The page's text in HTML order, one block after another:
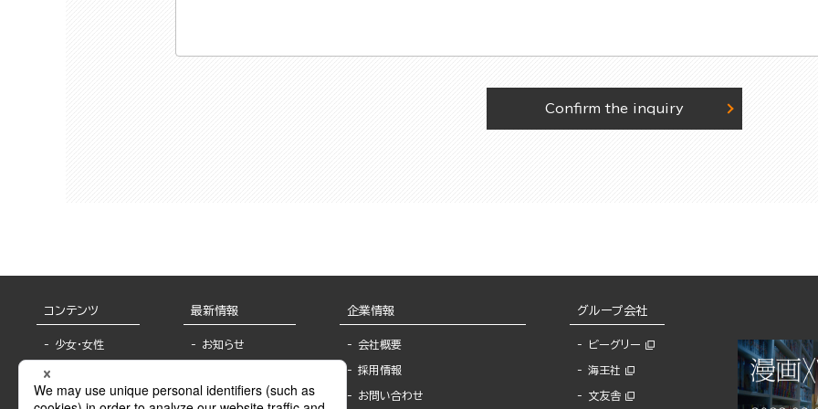
Confirm the inquiry
コンテンツ
少女・女性
BL
最新情報
お知らせ
報
企業情報
会社概要
採用情報
お問い合わせ
グループ会社
ビーグリー
海王社
文友舎